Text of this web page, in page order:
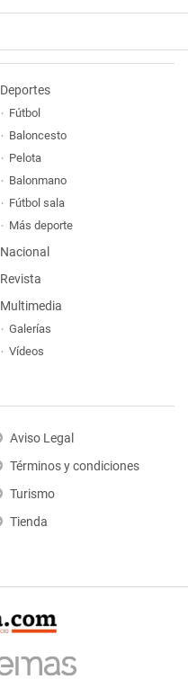
Deportes
Fútbol
Baloncesto
Pelota
Balonmano
Fútbol sala
Más deporte
Nacional
Revista
Multimedia
Galerías
Vídeos
Aviso Legal
Términos y condiciones
Turismo
Tienda